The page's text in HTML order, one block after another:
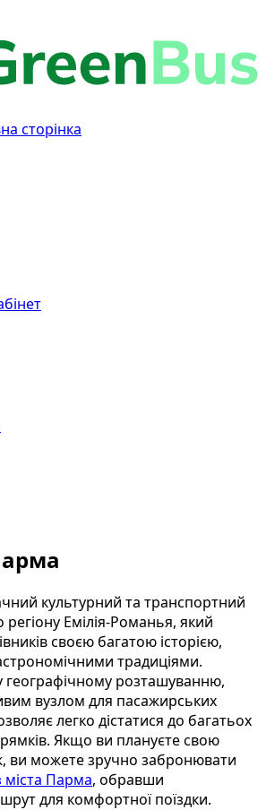
сторінка
культурний та транспортний
регіону Емілія-Романья, який
своєю багатою історією,
традиціями.
географічному розташуванню,
вузлом для пасажирських
легко дістатися до багатьох
Якщо ви плануєте свою
ви можете зручно забронювати
міста Парма, обравши
для комфортної поїздки.